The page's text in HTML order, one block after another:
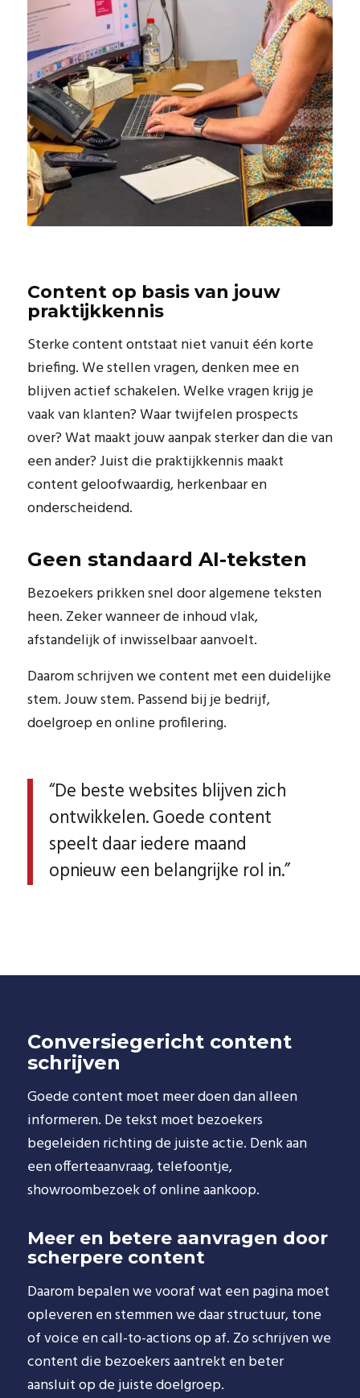
Content op basis van jouw
praktijkkennis
Sterke content ontstaat niet vanuit één korte
briefing. We stellen vragen, denken mee en
blijven actief schakelen. Welke vragen krijg je
vaak van klanten? Waar twijfelen prospects
over? Wat maakt jouw aanpak sterker dan die van
een ander? Juist die praktijkkennis maakt
content geloofwaardig, herkenbaar en
onderscheidend.
Geen standaard AI-teksten
Bezoekers prikken snel door algemene teksten
heen. Zeker wanneer de inhoud vlak,
afstandelijk of inwisselbaar aanvoelt.
Daarom schrijven we content met een duidelijke
stem. Jouw stem. Passend bij je bedrijf,
doelgroep en online profilering.
“De beste websites blijven zich
ontwikkelen. Goede content
speelt daar iedere maand
opnieuw een belangrijke rol in.”
Conversiegericht content
schrijven
Goede content moet meer doen dan alleen
informeren. De tekst moet bezoekers
begeleiden richting de juiste actie. Denk aan
een offerteaanvraag, telefoontje,
showroombezoek of online aankoop.
Meer en betere aanvragen door
scherpere content
Daarom bepalen we vooraf wat een pagina moet
opleveren en stemmen we daar structuur, tone
of voice en call-to-actions op af. Zo schrijven we
content die bezoekers aantrekt en beter
aansluit op de juiste doelgroep.